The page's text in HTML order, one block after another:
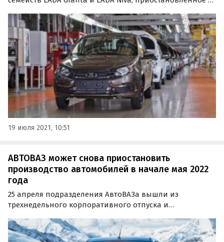
электронных компонентов. Об этом пишут «РИА
Новости» со ссылкой на официального представителя
компании.
19 июля 2021, 10:51
АВТОВАЗ может снова приостановить
производство автомобилей в начале мая 2022
года
25 апреля подразделения АвтоВАЗа вышли из
трехнедельного корпоративного отпуска и
начале мая отечественный автогигант может вновь
остановить производство, сообщают в сообществе